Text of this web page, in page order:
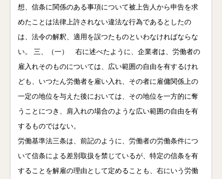
想、信条に関係のある事項について被上告人から申告を求
めたことは法律上許されない違法な行為であるとしたの
は、法令の解釈、適用を誤つたものといわなければならな
い。 三、（一） 右に述べたように、企業者は、労働者の
雇入れそのものについては、広い範囲の自由を有するけれ
ども、いつたん労働者を雇い入れ、その者に雇傭関係上の
一定の地位を与えた後においては、その地位を一方的に奪
うことにつき、肩入れの場合のような広い範囲の自由を有
するものではない。
労働基準法三条は、前記のように、労働者の労働条件につ
いて信条による差別取扱を禁じているが、特定の信条を有
することを解雇の理由として定めることも、右にいう労働